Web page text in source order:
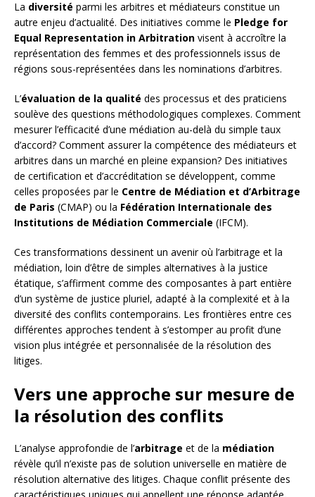
La diversité parmi les arbitres et médiateurs constitue un
autre enjeu d’actualité. Des initiatives comme le Pledge for
Equal Representation in Arbitration visent à accroître la
représentation des femmes et des professionnels issus de
régions sous-représentées dans les nominations d’arbitres.
L’évaluation de la qualité des processus et des praticiens
soulève des questions méthodologiques complexes. Comment
mesurer l’efficacité d’une médiation au-delà du simple taux
d’accord? Comment assurer la compétence des médiateurs et
arbitres dans un marché en pleine expansion? Des initiatives
de certification et d’accréditation se développent, comme
celles proposées par le Centre de Médiation et d’Arbitrage
de Paris (CMAP) ou la Fédération Internationale des
Institutions de Médiation Commerciale (IFCM).
Ces transformations dessinent un avenir où l’arbitrage et la
médiation, loin d’être de simples alternatives à la justice
étatique, s’affirment comme des composantes à part entière
d’un système de justice pluriel, adapté à la complexité et à la
diversité des conflits contemporains. Les frontières entre ces
différentes approches tendent à s’estomper au profit d’une
vision plus intégrée et personnalisée de la résolution des
litiges.
Vers une approche sur mesure de
la résolution des conflits
L’analyse approfondie de l’arbitrage et de la médiation
révèle qu’il n’existe pas de solution universelle en matière de
résolution alternative des litiges. Chaque conflit présente des